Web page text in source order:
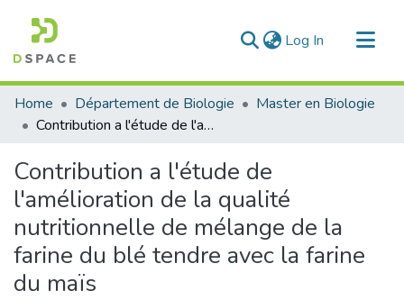
Log In (current)
Communities & Collections
All of DSpace
Home Département de Biologie
Master en Biologie
Contribution a l'étude de l'amélioration de la qualité nutritionnelle de mélange de la farine du blé tendre avec la farine du maïs
Contribution a l'étude de
l'amélioration de la qualité
nutritionnelle de mélange de la
farine du blé tendre avec la farine
du maïs